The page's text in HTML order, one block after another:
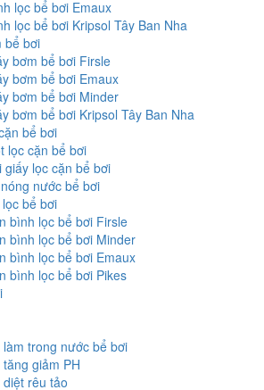
lọc bể bơi Emaux
lọc bể bơi Kripsol Tây Ban Nha
bể bơi
bơm bể bơi Firsle
bơm bể bơi Emaux
bơm bể bơi Minder
bơm bể bơi Kripsol Tây Ban Nha
bể bơi
lọc cặn bể bơi
giấy lọc cặn bể bơi
nước bể bơi
bể bơi
bình lọc bể bơi Firsle
bình lọc bể bơi Minder
bình lọc bể bơi Emaux
bình lọc bể bơi Pikes
làm trong nước bể bơi
giảm PH
rêu tảo